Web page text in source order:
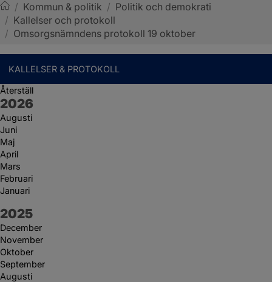
Sotenäs kommun
/ Kommun & politik / Politik och demokrati
/ Kallelser och protokoll
/ Omsorgsnämndens protokoll 19 oktober
KALLELSER & PROTOKOLL
Återställ
År:
2026
Augusti
Juni
Maj
April
Mars
Februari
Januari
År:
2025
December
November
Oktober
September
Augusti